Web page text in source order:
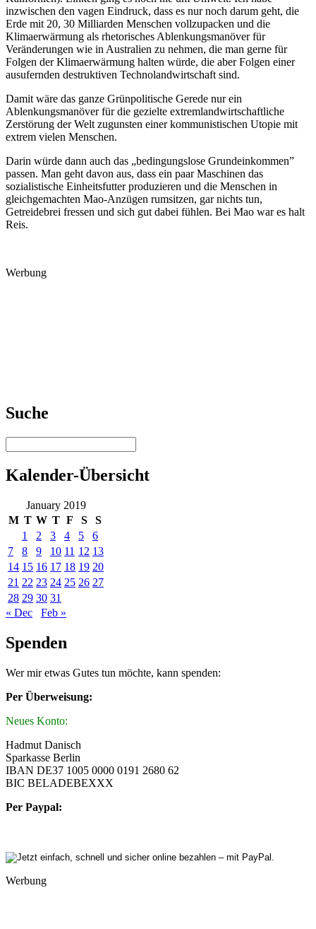
inzwischen den vagen Eindruck, dass es nur noch darum geht, die
Erde mit 20, 30 Milliarden Menschen vollzupacken und die
Klimaerwärmung als rhetorisches Ablenkungsmanöver für
Veränderungen wie in Australien zu nehmen, die man gerne für
Folgen der Klimaerwärmung halten würde, die aber Folgen einer
ausufernden destruktiven Technolandwirtschaft sind.
Damit wäre das ganze Grünpolitische Gerede nur ein
Ablenkungsmanöver für die gezielte extremlandwirtschaftliche
Zerstörung der Welt zugunsten einer kommunistischen Utopie mit
extrem vielen Menschen.
Darin würde dann auch das „bedingungslose Grundeinkommen”
passen. Man geht davon aus, dass ein paar Maschinen das
sozialistische Einheitsfutter produzieren und die Menschen in
gleichgemachten Mao-Anzügen rumsitzen, gar nichts tun,
Getreidebrei fressen und sich gut dabei fühlen. Bei Mao war es halt
Reis.
Werbung
Suche
Kalender-Übersicht
January 2019
M T W T F S
S
1
2 3 4 5
6
7
8 9 10 11 12 13
14 15 16 17 18 19 20
21 22 23 24 25 26 27
28 29 30 31
« Dec
Feb »
Spenden
Wer mir etwas Gutes tun möchte, kann spenden:
Per Überweisung:
Neues Konto:
Hadmut Danisch
Sparkasse Berlin
IBAN DE37 1005 0000 0191 2680 62
BIC BELADEBEXXX
Per Paypal:
Werbung